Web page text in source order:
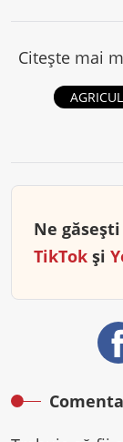
Citește mai
Ne
TikTok și